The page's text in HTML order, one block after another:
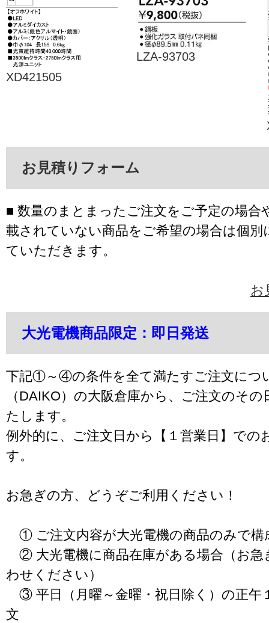
XD421505
LZA-93703
お見積りフォーム
■ 数量のまとまったご注文をご予定の場合
載されていない商品をご希望の場合は個別
ていただきます。
お
大光電機商品限定：即日発送
下記①～④の条件を全て満たすご注文につ
（DAIKO）の大阪倉庫から、ご注文のそ
たします。
例外的に、ご注文日から【１営業日】での
す。
お急ぎの方、どうぞご利用ください！
① ご注文内容が大光電機の商品のみで構
② 大光電機に商品在庫がある場合（お急
わせください）
③ 平日（月曜～金曜・祝日除く）の正午
文